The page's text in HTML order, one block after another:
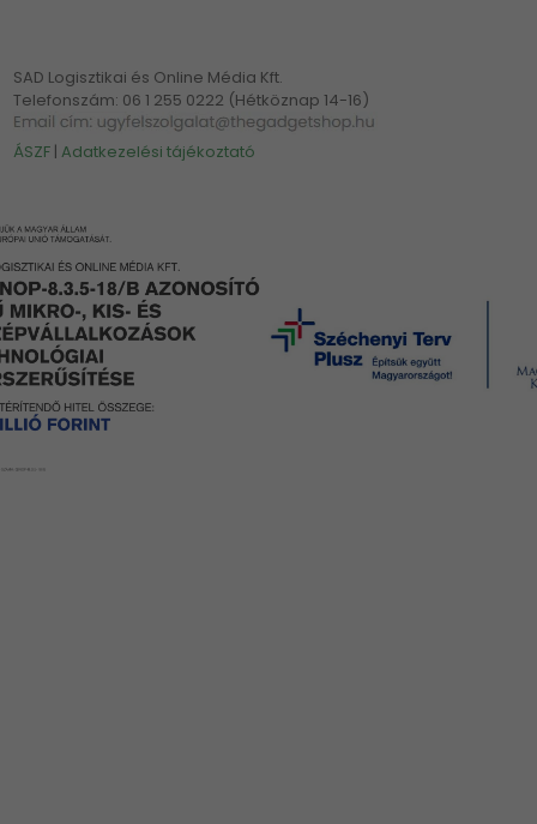
SAD Logisztikai és Online Média Kft.
Telefonszám: 06 1 255 0222 (Hétköznap 14-16)
ÁSZF |Adatkezelési tájékoztató